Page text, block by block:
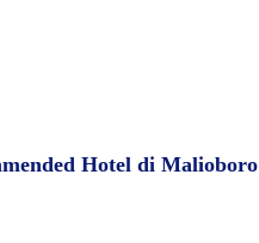
Hotel di Malioboro